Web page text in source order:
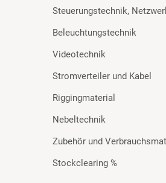
Steuerungstechnik,
Beleuchtungstechnik
Videotechnik
Stromverteiler und Kabel
Riggingmaterial
Nebeltechnik
Zubehör und
Stockclearing %